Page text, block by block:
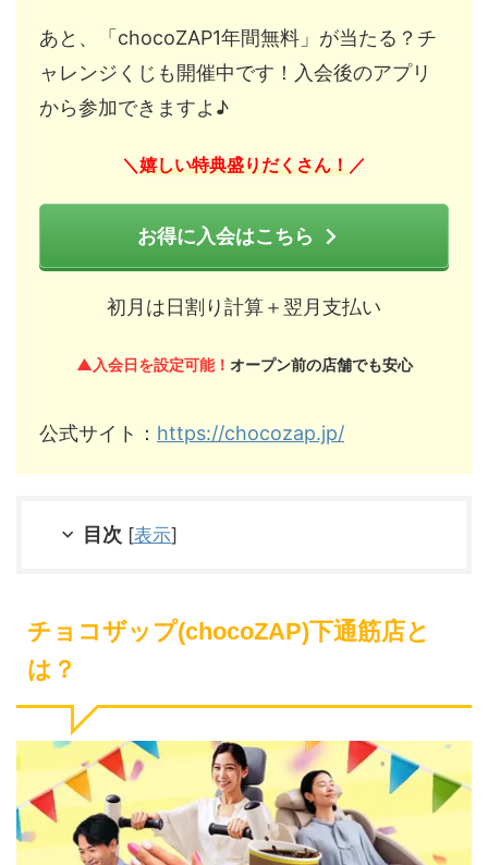
あと、「chocoZAP1年間無料」が当たる？チ
ャレンジくじも開催中です！入会後のアプリ
から参加できますよ♪
＼嬉しい特典盛りだくさん！／
お得に入会はこちら
初月は日割り計算＋翌月支払い
▲入会日を設定可能！ オープン前の店舗でも安心
公式サイト： https://chocozap.jp/
目次 [表示]
チョコザップ(chocoZAP)下通筋店と
は？